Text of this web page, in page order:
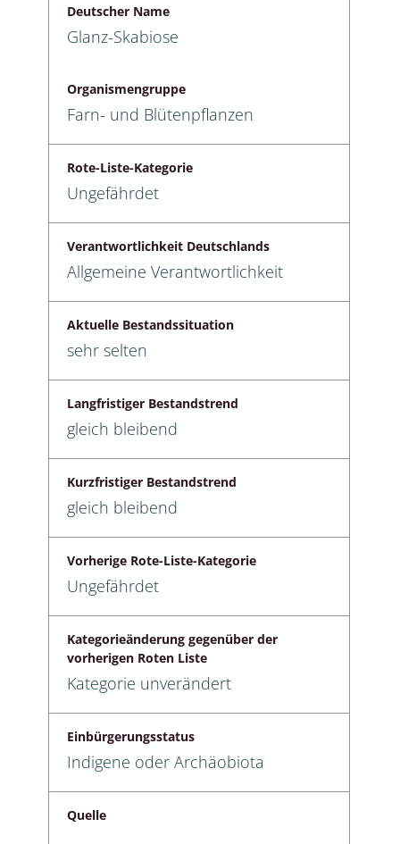
Deutscher Name
Glanz-Skabiose
Organismengruppe
Farn- und Blütenpflanzen
Rote-Liste-Kategorie
Ungefährdet
Verantwortlichkeit Deutschlands
Allgemeine Verantwortlichkeit
Aktuelle Bestandssituation
sehr selten
Langfristiger Bestandstrend
gleich bleibend
Kurzfristiger Bestandstrend
gleich bleibend
Vorherige Rote-Liste-Kategorie
Ungefährdet
Kategorieänderung gegenüber der
vorherigen Roten Liste
Kategorie unverändert
Einbürgerungsstatus
Indigene oder Archäobiota
Quelle